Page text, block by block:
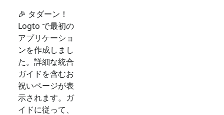
🎉 タダーン！
Logto で最初の
アプリケーショ
ンを作成しまし
た。詳細な統合
ガイドを含むお
祝いページが表
示されます。ガ
イドに従って、